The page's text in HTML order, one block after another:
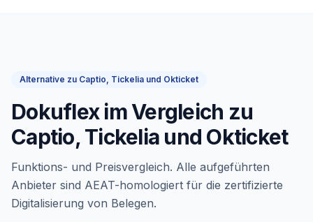
Alternative zu Captio, Tickelia und Okticket
Dokuflex im Vergleich zu
Captio, Tickelia und Okticket
Funktions- und Preisvergleich. Alle aufgeführten
Anbieter sind AEAT-homologiert für die zertifizierte
Digitalisierung von Belegen.